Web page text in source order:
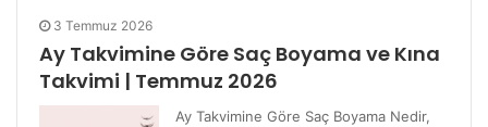
3 Temmuz 2026
Ay Takvimine Göre Saç Boyama ve Kına
Takvimi | Temmuz 2026
Ay Takvimine Göre Saç Boyama Nedir,